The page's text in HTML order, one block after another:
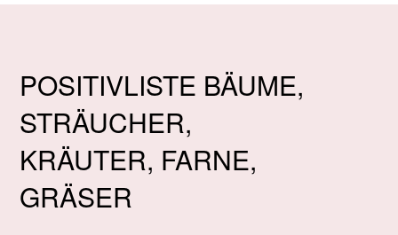
POSITIVLISTE BÄUME,
STRÄUCHER,
KRÄUTER, FARNE,
GRÄSER